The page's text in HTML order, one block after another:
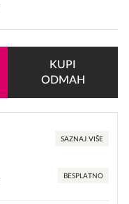
KUPI
ODMAH
SAZNAJ VIŠE
BESPLATNO